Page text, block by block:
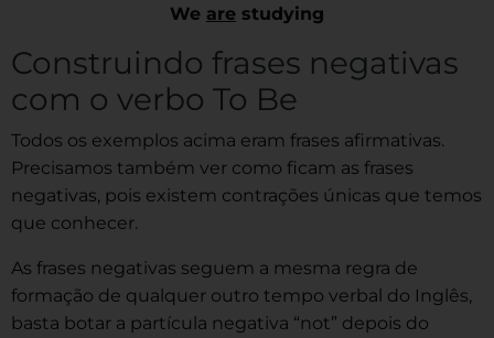
We are studying
Construindo frases negativas
com o verbo To Be
Todos os exemplos acima eram frases afirmativas.
Precisamos também ver como ficam as frases
negativas, pois existem contrações únicas que temos
que conhecer.
As frases negativas seguem a mesma regra de
formação de qualquer outro tempo verbal do Inglês,
basta botar a partícula negativa “not” depois do